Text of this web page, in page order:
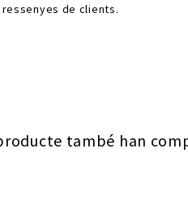
de clients.
també han